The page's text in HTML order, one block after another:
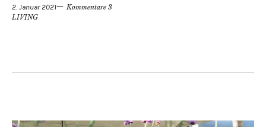
2. Januar 2021
Kommentare 3
LIVING